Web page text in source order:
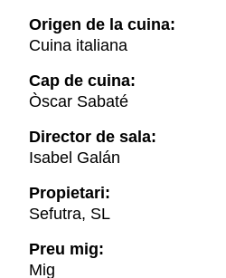
Origen de la cuina:
Cuina italiana
Cap de cuina:
Òscar Sabaté
Director de sala:
Isabel Galán
Propietari:
Sefutra, SL
Preu mig:
Mig